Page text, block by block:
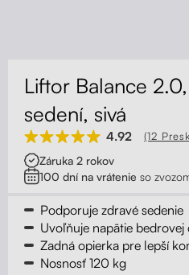
Stojany na monitor -
Skrinky so zásuvkami a
Akustické paravány
Opierky
Liftor Balance
sedení, sivá
4.92 (12
Záruka 2 rokov
100 dní na vrátenie so
Podporuje zdravé sedenie
Uvoľňuje napätie bedrovej
Zadná opierka pre lepší
Nosnosť 120 kg